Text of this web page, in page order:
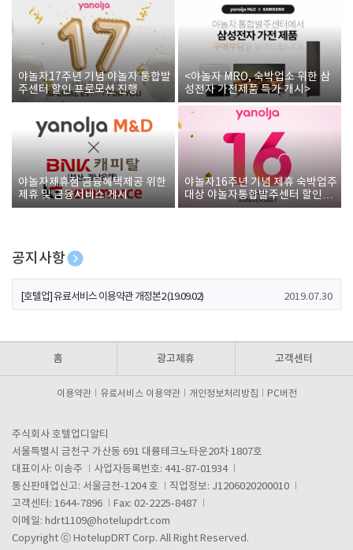
야놀자17주년 기념 야놀자 통합발
주센터 할인 프로모션 진행
<야놀자 MRO, 숙박업소 위한 삼
성전자 가전제품 특가 개시>
야놀자제휴점 금융혜택제공 위한
제휴 및 금융서비스 게시
야놀자16주년 기념 제휴 숙박업주
대상 야놀자통합발주센터 할인쿠
폰 증정
공지사항
[호텔업] 개인정보 처리방침 개정본1 (19.09.02)
[호텔업] 유료서비스 이용약관 개정본2 (19.09.02) 2019.07.30
홈 광고제휴 고객센터
이용약관 유료서비스 이용약관 개인정보처리방침 PC버전
주식회사 호텔업디알티
서울특별시 금천구 가산동 691 대륭테크노타운20차 1807호
대표이사: 이송주
사업자등록번호: 441-87-01934
통신판매업신고: 서울금천-1204 호
직업정보: J1206020200010
고객센터: 1644-7896
Fax: 02-2225-8487
이메일: hdrt1109@hotelupdrt.com
Copyright ⓒ HotelupDRT Corp. All Right Reserved.